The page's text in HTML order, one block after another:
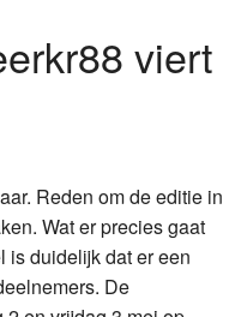
viert
Reden om de editie in
Wat er precies gaat
is duidelijk dat er een
De